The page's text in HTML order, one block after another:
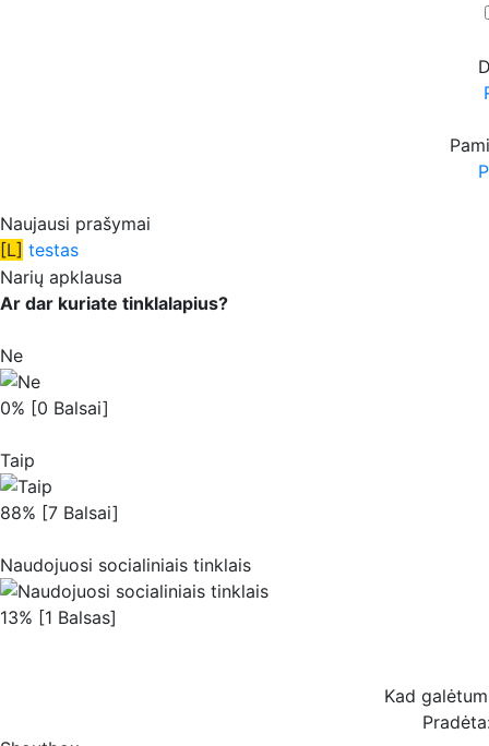
Naujausi prašymai
[L] testas
Narių apklausa
Ar dar kuriate tinklalapius?
Ne
0% [0 Balsai]
Taip
88% [7 Balsai]
Naudojuosi socialiniais tinklais
13% [1 Balsas]
Kad